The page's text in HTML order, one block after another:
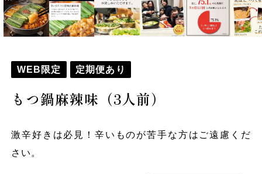
WEB限定 定期便あり
もつ鍋麻辣味（3人前）
激辛好きは必見！辛いものが苦手な方はご遠慮くだ
さい。